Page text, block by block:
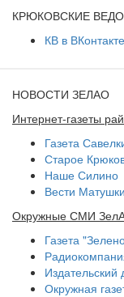
КРЮКОВСКИЕ
КВ в ВКонтакте
НОВОСТИ ЗЕЛАО
Интернет-газеты
Газета
Старое
Наше Силино
Вести
Окружные СМИ
Газета
Окружная